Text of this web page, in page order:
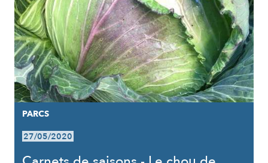
PARCS
27/05/2020